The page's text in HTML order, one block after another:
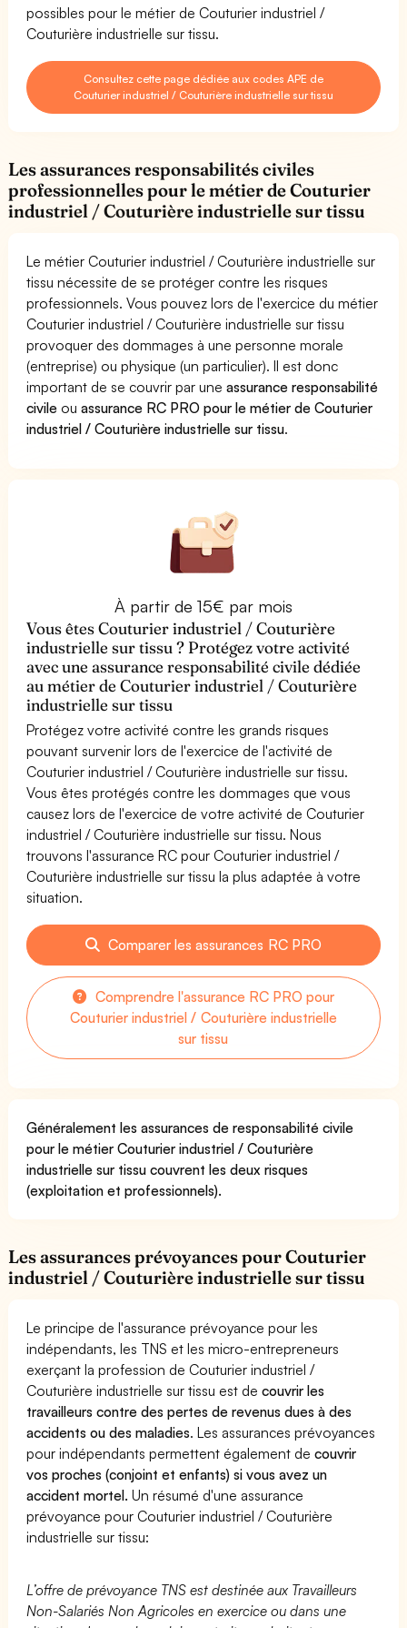
possibles pour le métier de Couturier industriel /
Couturière industrielle sur tissu.
Consultez cette page dédiée aux codes APE de
Couturier industriel / Couturière industrielle sur tissu
Les assurances responsabilités civiles
professionnelles pour le métier de Couturier
industriel / Couturière industrielle sur tissu
Le métier Couturier industriel / Couturière industrielle sur
tissu nécessite de se protéger contre les risques
professionnels. Vous pouvez lors de l'exercice du métier
Couturier industriel / Couturière industrielle sur tissu
provoquer des dommages à une personne morale
(entreprise) ou physique (un particulier). Il est donc
important de se couvrir par uneassurance responsabilité
civile ouassurance RC PRO pour le métier de Couturier
industriel / Couturière industrielle sur tissu.
À partir de 15€ par mois
Vous êtes Couturier industriel / Couturière
industrielle sur tissu ? Protégez votre activité
avec une assurance responsabilité civile dédiée
au métier de Couturier industriel / Couturière
industrielle sur tissu
Protégez votre activité contre les grands risques
pouvant survenir lors de l'exercice de l'activité de
Couturier industriel / Couturière industrielle sur tissu.
Vous êtes protégés contre les dommages que vous
causez lors de l'exercice de votre activité de Couturier
industriel / Couturière industrielle sur tissu. Nous
trouvons l'assurance RC pour Couturier industriel /
Couturière industrielle sur tissu la plus adaptée à votre
situation.
Comparer les assurances RC PRO
Comprendre l'assurance RC PRO pour
Couturier industriel / Couturière industrielle
sur tissu
Généralement les assurances de responsabilité civile
pour le métier Couturier industriel / Couturière
industrielle sur tissu couvrent les deux risques
(exploitation et professionnels).
Les assurances prévoyances pour Couturier
industriel / Couturière industrielle sur tissu
Le principe de l'assurance prévoyance pour les
indépendants, les TNS et les micro-entrepreneurs
exerçant la profession de Couturier industriel /
Couturière industrielle sur tissu est decouvrir les
travailleurs contre des pertes de revenus dues à des
accidents ou des maladies. Les assurances prévoyances
pour indépendants permettent également decouvrir
vos proches (conjoint et enfants) si vous avez un
accident mortel. Un résumé d'une assurance
prévoyance pour Couturier industriel / Couturière
industrielle sur tissu:
L’offre de prévoyance TNS est destinée aux Travailleurs
Non-Salariés Non Agricoles en exercice ou dans une